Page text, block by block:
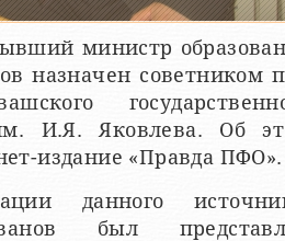
министр
назначен советником
И.Я. Яковлева. Об
издание «Правда ПФО».
данного
был